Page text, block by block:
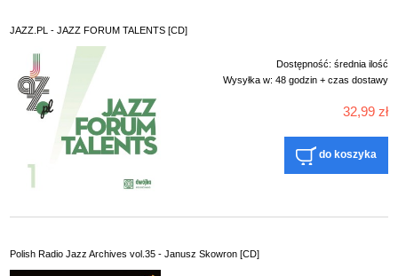
JAZZ.PL - JAZZ FORUM TALENTS [CD]
Dostępność: średnia ilość
Wysyłka w: 48 godzin + czas dostawy
32,99 zł
do koszyka
Polish Radio Jazz Archives vol.35 - Janusz Skowron [CD]